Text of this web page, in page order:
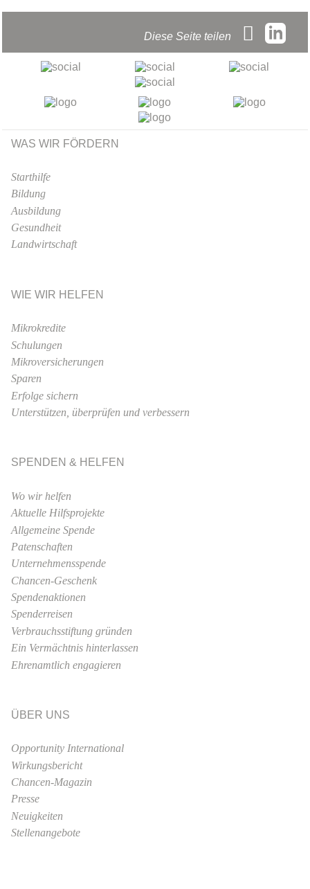
Diese Seite teilen
WAS WIR FÖRDERN
Starthilfe
Bildung
Ausbildung
Gesundheit
Landwirtschaft
WIE WIR HELFEN
Mikrokredite
Schulungen
Mikroversicherungen
Sparen
Erfolge sichern
Unterstützen, überprüfen und verbessern
SPENDEN & HELFEN
Wo wir helfen
Aktuelle Hilfsprojekte
Allgemeine Spende
Patenschaften
Unternehmensspende
Chancen-Geschenk
Spendenaktionen
Spenderreisen
Verbrauchsstiftung gründen
Ein Vermächtnis hinterlassen
Ehrenamtlich engagieren
ÜBER UNS
Opportunity International
Wirkungsbericht
Chancen-Magazin
Presse
Neuigkeiten
Stellenangebote